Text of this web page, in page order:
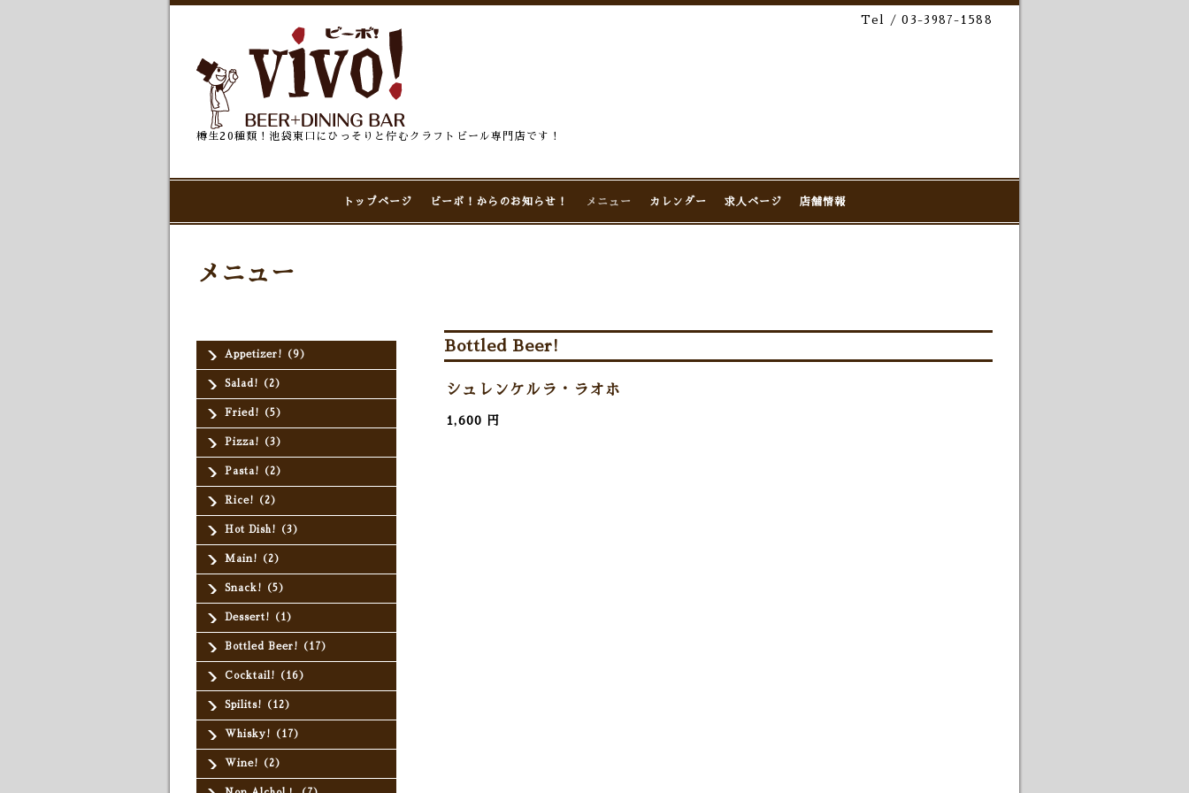
Tel / 03-3987-1588
樽生20種類！池袋東口にひっそりと佇むクラフトビール専門店です！
トップページ ビーボ！からのお知らせ！ メニュー カレンダー 求人ページ 店舗情報
Appetizer!（9）
Salad!（2）
Fried!（5）
Pizza!（3）
Pasta!（2）
Rice!（2）
Hot Dish!（3）
Main!（2）
Snack!（5）
Dessert!（1）
Bottled Beer!（17）
Cocktail!（16）
Spilits!（12）
Whisky!（17）
Wine!（2）
メニュー
Bottled Beer!
シュレンケルラ・ラオホ
1,600 円